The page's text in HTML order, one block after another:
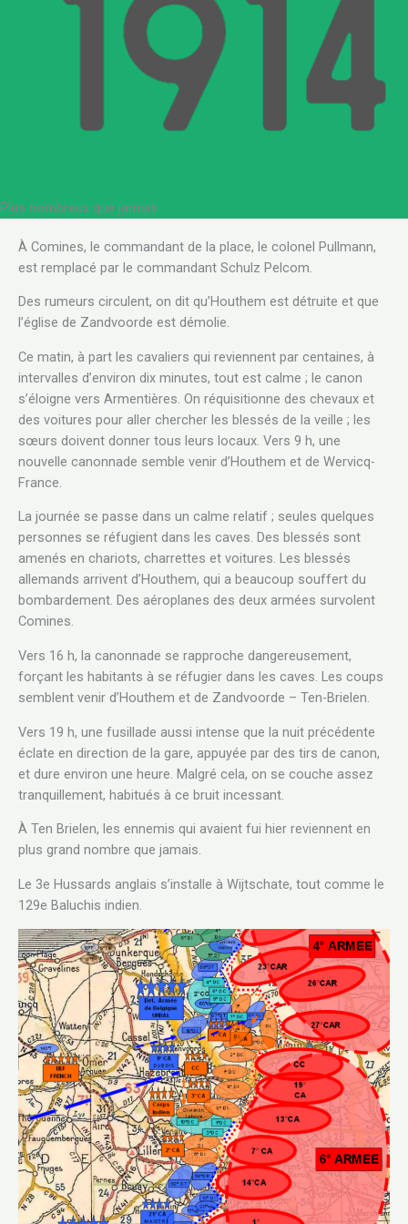
Plus nombreux que jamais
À Comines, le commandant de la place, le colonel Pullmann,
est remplacé par le commandant Schulz Pelcom.
Des rumeurs circulent, on dit qu’Houthem est détruite et que
l’église de Zandvoorde est démolie.
Ce matin, à part les cavaliers qui reviennent par centaines, à
intervalles d’environ dix minutes, tout est calme ; le canon
s’éloigne vers Armentières. On réquisitionne des chevaux et
des voitures pour aller chercher les blessés de la veille ; les
sœurs doivent donner tous leurs locaux. Vers 9 h, une
nouvelle canonnade semble venir d’Houthem et de Wervicq-
France.
La journée se passe dans un calme relatif ; seules quelques
personnes se réfugient dans les caves. Des blessés sont
amenés en chariots, charrettes et voitures. Les blessés
allemands arrivent d’Houthem, qui a beaucoup souffert du
bombardement. Des aéroplanes des deux armées survolent
Comines.
Vers 16 h, la canonnade se rapproche dangereusement,
forçant les habitants à se réfugier dans les caves. Les coups
semblent venir d’Houthem et de Zandvoorde – Ten-Brielen.
Vers 19 h, une fusillade aussi intense que la nuit précédente
éclate en direction de la gare, appuyée par des tirs de canon,
et dure environ une heure. Malgré cela, on se couche assez
tranquillement, habitués à ce bruit incessant.
À Ten Brielen, les ennemis qui avaient fui hier reviennent en
plus grand nombre que jamais.
Le 3e Hussards anglais s’installe à Wijtschate, tout comme le
129e Baluchis indien.